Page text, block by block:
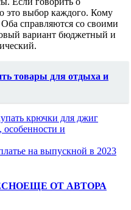
это выбор каждого. Кому
справляются со своими
вариант бюджетный и
товары для отдыха и
крючки для джиг
особенности и
на выпускной в 2023
ЕЩЕ ОТ АВТОРА